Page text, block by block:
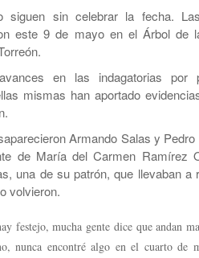
siguen sin celebrar la fecha.
este 9 de mayo en el Árbol de
en las indagatorias por
mismas han aportado
Armando Salas y
de María del Carmen Ramírez
una de su patrón, que llevaban a
volvieron.
festejo, mucha gente dice que andan
nunca encontré algo en el cuarto de